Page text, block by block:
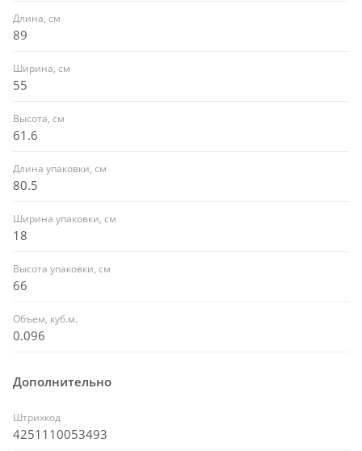
Длина, см
89
Ширина, см
55
Высота, см
61.6
Длина упаковки, см
80.5
Ширина упаковки, см
18
Высота упаковки, см
66
Объем, куб.м.
0.096
Дополнительно
Штрихкод
4251110053493